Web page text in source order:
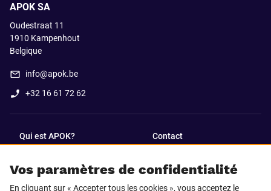
Vos paramètres de confidentialité
En cliquant sur « Accepter tous les cookies », vous acceptez le
APOK SA
Oudestraat 11
1910 Kampenhout
Belgique
info@apok.be
+32 16 61 72 62
Qui est APOK? Contact
SUIVEZ-NOUS SUR